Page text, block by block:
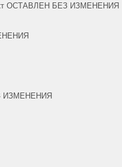
акт ОСТАВЛЕН БЕЗ ИЗМЕНЕНИЯ
ИЗМЕНЕНИЯ